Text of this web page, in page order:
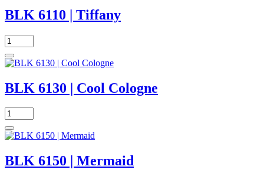
BLK 6110 | Tiffany
BLK 6130 | Cool Cologne
BLK 6150 | Mermaid